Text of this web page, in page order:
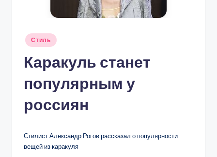
Опубликовано
Стиль
Каракуль станет
популярным у
россиян
Стилист Александр Рогов рассказал о популярности
вещей из каракуля